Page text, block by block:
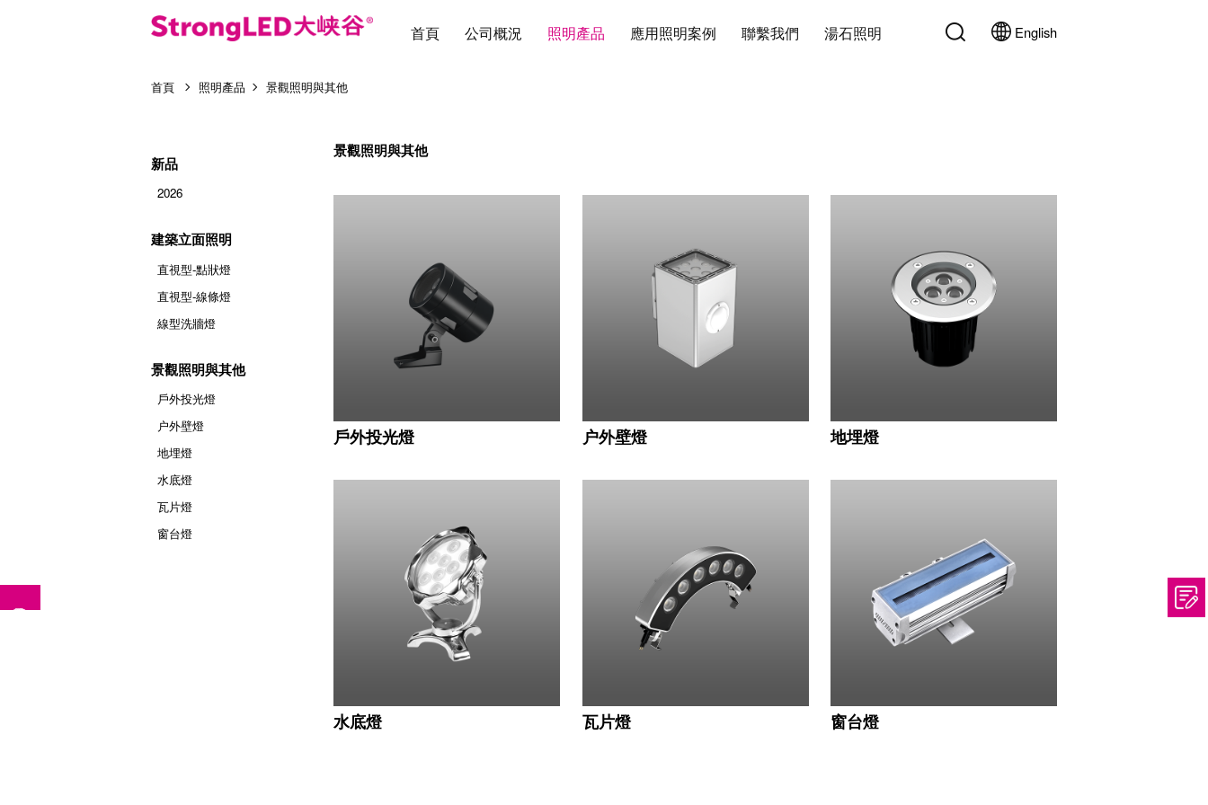
首頁 公司概況 照明產品 應用照明案例 聯繫我們 湯石照明 English
首頁 照明產品 景觀照明與其他
新品
2026
建築立面照明
直視型-點狀燈
直視型-線條燈
線型洗牆燈
景觀照明與其他
戶外投光燈
户外壁燈
地埋燈
水底燈
瓦片燈
窗台燈
景觀照明與其他
戶外投光燈 户外壁燈 地埋燈
水底燈 瓦片燈 窗台燈